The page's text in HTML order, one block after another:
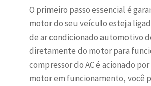
O primeiro passo essencial é
motor do seu veículo esteja
de ar condicionado automotivo
diretamente do motor para
compressor do AC é acionado por
motor em funcionamento, você